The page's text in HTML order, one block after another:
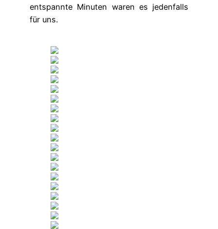
entspannte Minuten waren es jedenfalls
für uns.